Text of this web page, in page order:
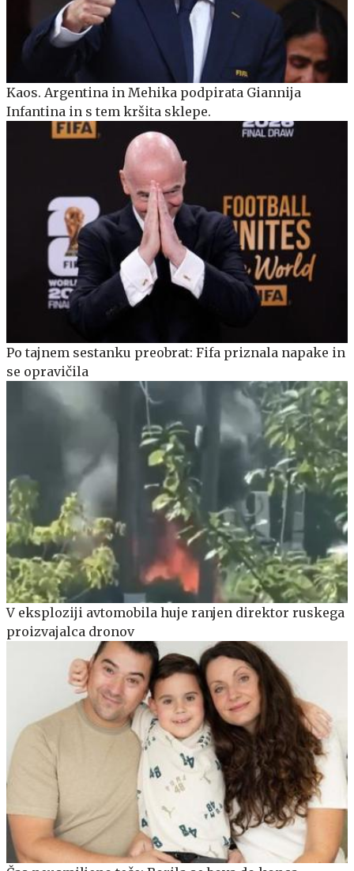
Kaos. Argentina in Mehika podpirata Giannija
Infantina in s tem kršita sklepe.
Po tajnem sestanku preobrat: Fifa priznala napake in
se opravičila
V eksploziji avtomobila huje ranjen direktor ruskega
proizvajalca dronov